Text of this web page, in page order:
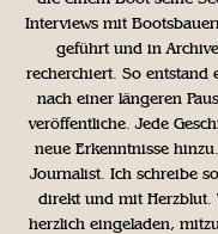
Interviews mit
geführt und in
recherchiert. So entstand
nach einer längeren
veröffentliche. Jede
neue Erkenntnisse
Journalist. Ich schreibe
direkt und mit Herzblut.
herzlich eingeladen,